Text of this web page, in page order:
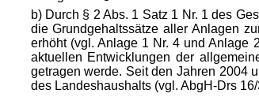
b) Durch § 2 Abs. 1 Satz 1 Nr. 1 des
die Grundgehaltssätze aller Anlagen
erhöht (vgl. Anlage 1 Nr. 4 und Anlage
aktuellen Entwicklungen der
getragen werde. Seit den Jahren 2004
des Landeshaushalts (vgl. AbgH-Drs